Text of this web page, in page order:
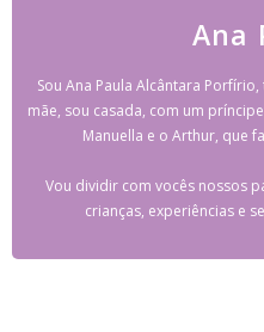
Ana
Sou Ana Paula Alcântara
mãe, sou casada, com um
Manuella e o Arthur, que
Vou dividir com vocês nossos
crianças, experiências e